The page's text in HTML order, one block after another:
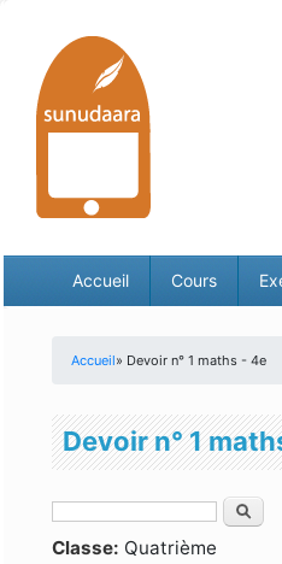
Accueil Cours
Accueil» Devoir n° 1 maths - 4e
Devoir n° 1
Formulaire de
Classe: Quatrième